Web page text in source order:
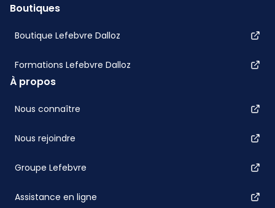
Boutiques
Boutique Lefebvre Dalloz
Formations Lefebvre Dalloz
À propos
Nous connaître
Nous rejoindre
Groupe Lefebvre
Assistance en ligne